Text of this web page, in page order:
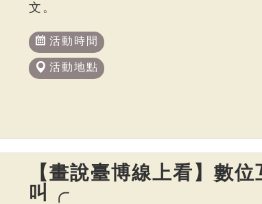
文。
活動時間
活動地點
【畫說臺博線上看】數
叫╭